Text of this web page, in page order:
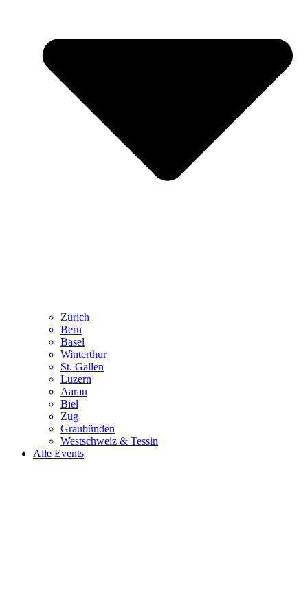
Zürich
Bern
Basel
Winterthur
St. Gallen
Luzern
Aarau
Biel
Zug
Graubünden
Westschweiz & Tessin
Alle Events